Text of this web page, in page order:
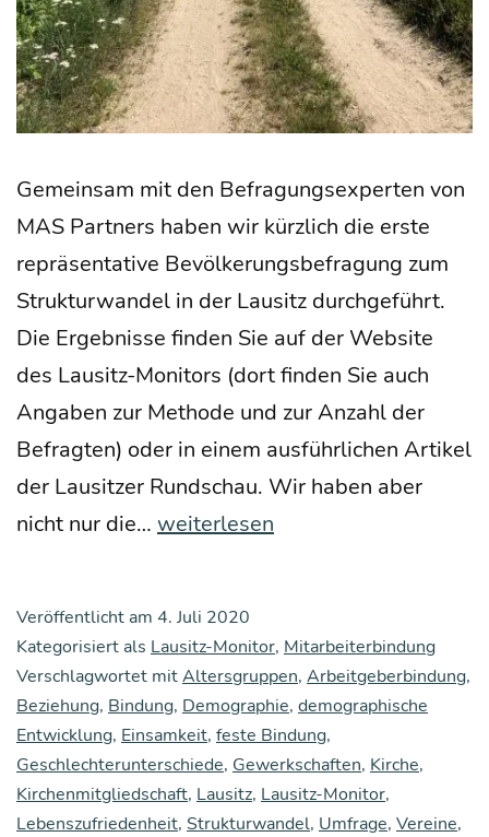
Gemein­sam mit den Befra­gungs­exper­ten von
MAS Part­ners haben wir kürz­lich die ers­te
reprä­sen­ta­ti­ve Bevöl­ke­rungs­be­fra­gung zum
Struk­tur­wan­del in der Lau­sitz durch­ge­führt.
Die Ergeb­nis­se fin­den Sie auf der Web­site
des Lau­­sitz-Moni­­tors (dort fin­den Sie auch
Anga­ben zur Metho­de und zur Anzahl der
Befrag­ten) oder in einem aus­führ­li­chen Arti­kel
der Lau­sit­zer Rund­schau. Wir haben aber
nicht nur die… Ein
Blick
in
die
Lau­
sitz:
Lebens­
weiterlesen
Veröffentlicht am 4. Juli 2020
Kategorisiert als Lausitz-Monitor, Mitarbeiterbindung
Verschlagwortet mitAltersgruppen, Arbeitgeberbindung,
Beziehung, Bindung, Demographie, demographische
Entwicklung, Einsamkeit, feste Bindung,
Geschlechterunterschiede, Gewerkschaften, Kirche,
Kirchenmitgliedschaft, Lausitz, Lausitz-Monitor,
Lebenszufriedenheit, Strukturwandel, Umfrage, Vereine,